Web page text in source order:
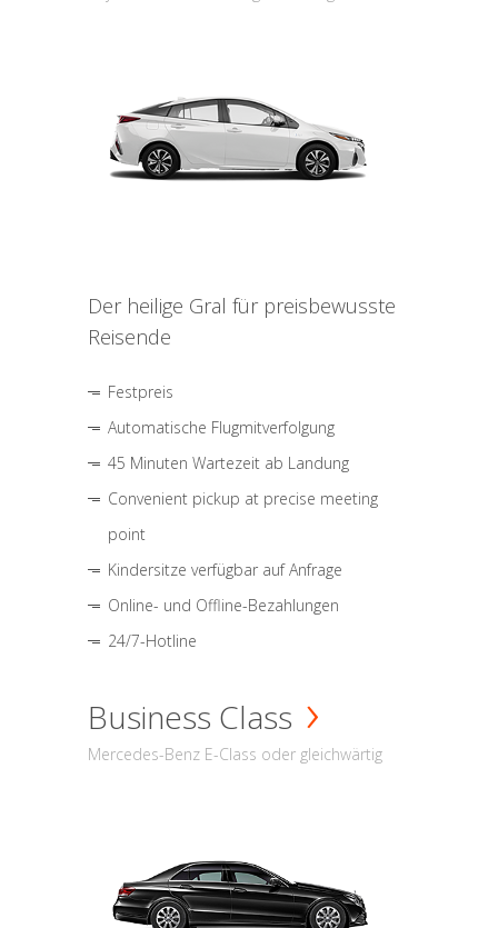
Der heilige Gral für preisbewusste
Reisende
Festpreis
Automatische Flugmitverfolgung
45 Minuten Wartezeit ab Landung
Convenient pickup at precise meeting
point
Kindersitze verfügbar auf Anfrage
Online- und Offline-Bezahlungen
24/7-Hotline
Business Class
Mercedes-Benz E-Class oder gleichwärtig